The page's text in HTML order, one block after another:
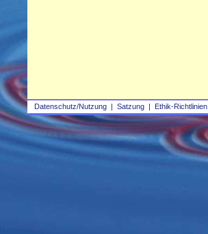
Datenschutz/Nutzung | Satzung | Ethik-Richtlinien